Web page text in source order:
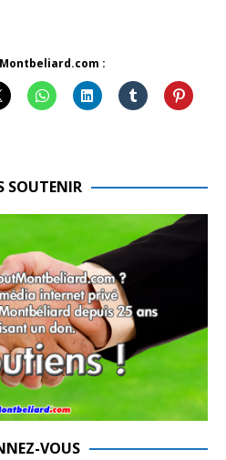
:
SOUTENIR
VOUS